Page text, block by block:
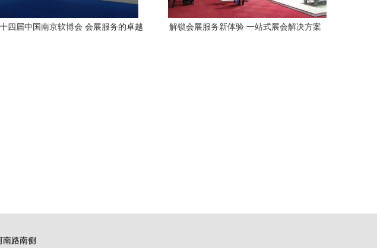
四届中国南京软博会 会展服务的卓越
解锁会展服务新体验 一站式展会解决方案
路南侧